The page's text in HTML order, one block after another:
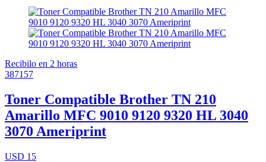
Recibilo en 2 horas
387157
Toner Compatible Brother TN 210
Amarillo MFC 9010 9120 9320 HL 3040
3070 Ameriprint
USD 15